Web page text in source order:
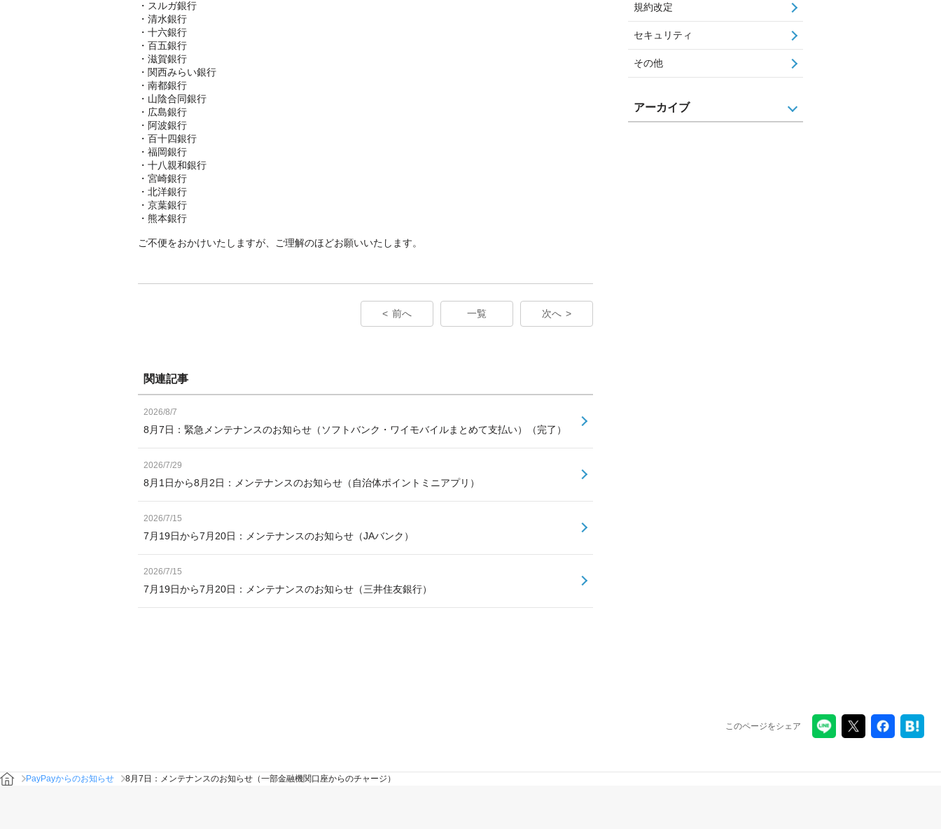
・スルガ銀行
・清水銀行
・十六銀行
・百五銀行
・滋賀銀行
・関西みらい銀行
・南都銀行
・山陰合同銀行
・広島銀行
・阿波銀行
・百十四銀行
・福岡銀行
・十八親和銀行
・宮崎銀行
・北洋銀行
・京葉銀行
・熊本銀行
ご不便をおかけいたしますが、ご理解のほどお願いいたします。
前へ 一覧 次へ
関連記事
2026/8/7
8月7日：緊急メンテナンスのお知らせ（ソフトバンク・ワイモバイルまとめて支払い）（完了）
2026/7/29
8月1日から8月2日：メンテナンスのお知らせ（自治体ポイントミニアプリ）
2026/7/15
7月19日から7月20日：メンテナンスのお知らせ（JAバンク）
2026/7/15
7月19日から7月20日：メンテナンスのお知らせ（三井住友銀行）
規約改定
セキュリティ
その他
アーカイブ
このページをシェア
PayPayからのお知らせ 8月7日：メンテナンスのお知らせ（一部金融機関口座からのチャージ）